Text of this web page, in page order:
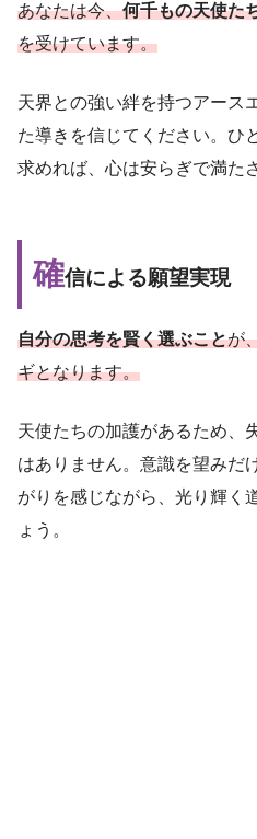
あなたは今、何千もの天使た
を受けています。
天界との強い絆を持つアース
た導きを信じてください。ひ
求めれば、心は安らぎで満た
確信による願望実現
自分の思考を賢く選ぶことが
ギとなります。
天使たちの加護があるため、
はありません。意識を望みだ
がりを感じながら、光り輝く
ょう。